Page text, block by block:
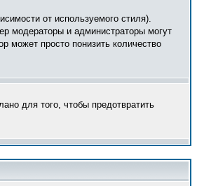
от используемого стиля).
модераторы и администраторы могут
может просто понизить количество
для того, чтобы предотвратить